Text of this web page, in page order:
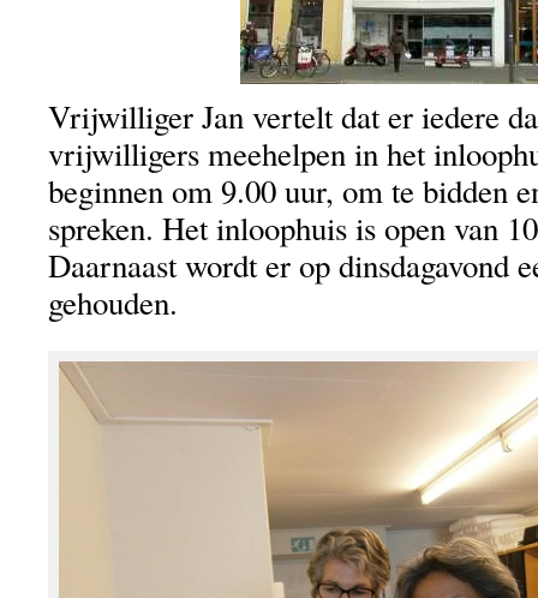
Vrijwilliger Jan vertelt dat er iedere
vrijwilligers meehelpen in het
beginnen om 9.00 uur, om te bidden
spreken. Het inloophuis is open van
Daarnaast wordt er op dinsdagavond
gehouden.